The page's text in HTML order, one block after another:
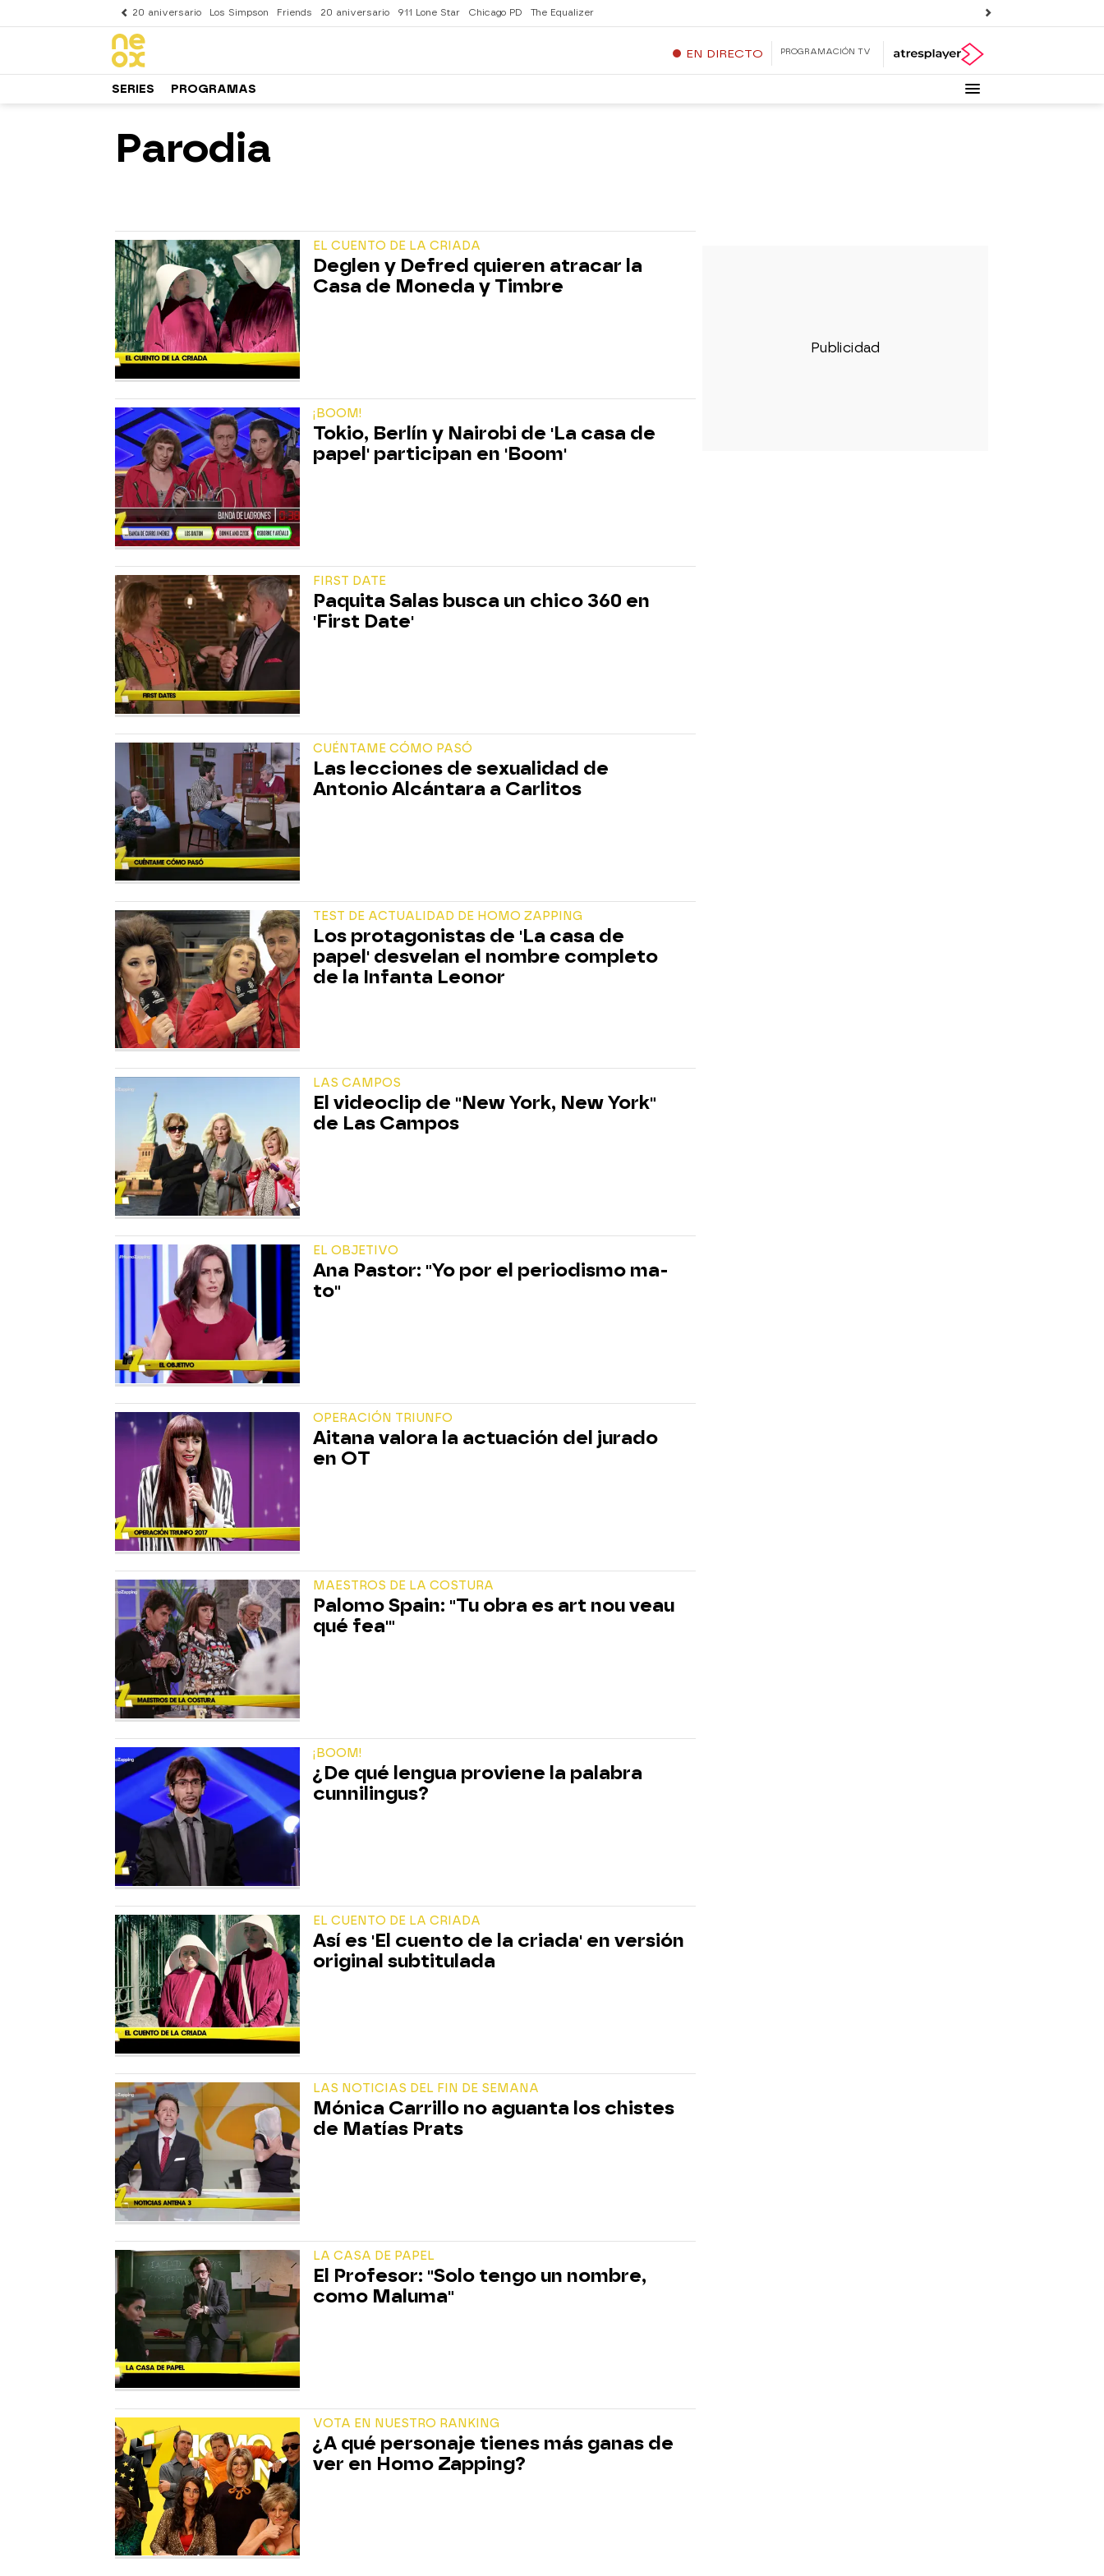
20 aniversario Los Simpson Friends 20 aniversario 911 Lone Star Chicago PD The Equalizer
EN DIRECTO PROGRAMACIÓN TV
SERIES PROGRAMAS
Parodia
EL CUENTO DE LA CRIADA
Deglen y Defred quieren atracar la
Casa de Moneda y Timbre
¡BOOM!
Tokio, Berlín y Nairobi de 'La casa de
papel' participan en 'Boom'
FIRST DATE
Paquita Salas busca un chico 360 en
'First Date'
CUÉNTAME CÓMO PASÓ
Las lecciones de sexualidad de
Antonio Alcántara a Carlitos
TEST DE ACTUALIDAD DE HOMO ZAPPING
Los protagonistas de 'La casa de
papel' desvelan el nombre completo
de la Infanta Leonor
LAS CAMPOS
El videoclip de "New York, New York"
de Las Campos
EL OBJETIVO
Ana Pastor: "Yo por el periodismo ma-
to"
OPERACIÓN TRIUNFO
Aitana valora la actuación del jurado
en OT
MAESTROS DE LA COSTURA
Palomo Spain: "Tu obra es art nou veau
qué fea'"
¡BOOM!
¿De qué lengua proviene la palabra
cunnilingus?
EL CUENTO DE LA CRIADA
Así es 'El cuento de la criada' en versión
original subtitulada
LAS NOTICIAS DEL FIN DE SEMANA
Mónica Carrillo no aguanta los chistes
de Matías Prats
LA CASA DE PAPEL
El Profesor: "Solo tengo un nombre,
como Maluma"
VOTA EN NUESTRO RANKING
¿A qué personaje tienes más ganas de
ver en Homo Zapping?